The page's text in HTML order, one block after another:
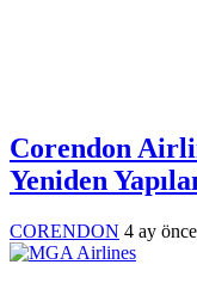
Corendon
Yeniden
CORENDON 4 ay önce